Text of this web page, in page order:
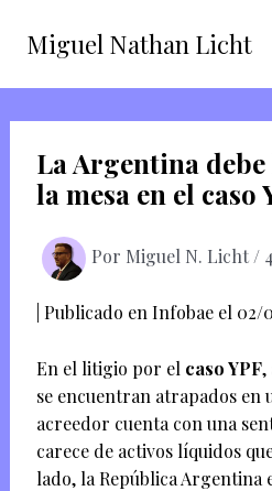
Miguel Nathan Licht
La Argentina
la mesa en el caso
Por Miguel N. Licht /
| Publicado en Infobae el 02/
En el litigio por el caso YPF,
se encuentran atrapados en
acreedor cuenta con una
carece de activos líquidos
lado, la República Argentina